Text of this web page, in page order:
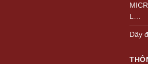
L…
Dây